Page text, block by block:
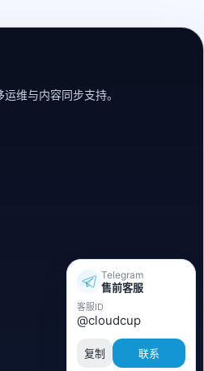
维与内容同步支持。
Telegram
售前客服
客服ID
@cloudcup
复制 联系